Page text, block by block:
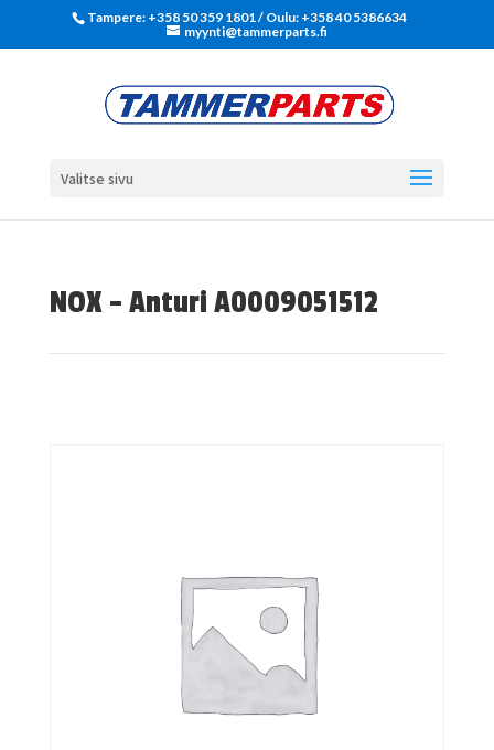
Tampere: +358 50 359 1801‬ / Oulu: +358 40 5386634
myynti@tammerparts.fi
Valitse sivu
NOX – Anturi A0009051512